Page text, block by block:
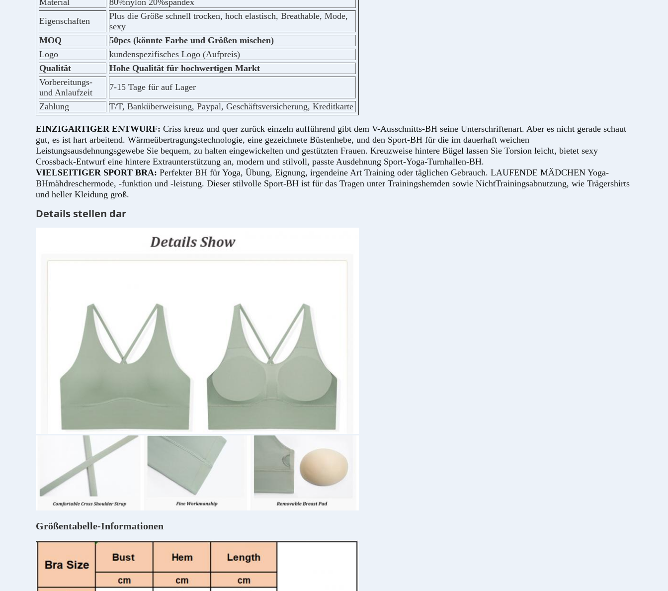
Material
80%nylon 20%spandex
Eigenschaften
Plus die Größe schnell trocken, hoch elastisch, Breathable, Mode,
sexy
MOQ
50pcs (könnte Farbe und Größen mischen)
Logo
kundenspezifisches Logo (Aufpreis)
Qualität
Hohe Qualität für hochwertigen Markt
Vorbereitungs-
und Anlaufzeit
7-15 Tage für auf Lager
Zahlung
T/T, Banküberweisung, Paypal, Geschäftsversicherung, Kreditkarte
EINZIGARTIGER ENTWURF: Criss kreuz und quer zurück einzeln aufführend gibt dem V-Ausschnitts-BH seine Unterschriftenart. Aber es nicht gerade schaut
gut, es ist hart arbeitend. Wärmeübertragungstechnologie, eine gezeichnete Büstenhebe, und den Sport-BH für die im dauerhaft weichen
Leistungsausdehnungsgewebe Sie bequem, zu halten eingewickelten und gestützten Frauen. Kreuzweise hintere Bügel lassen Sie Torsion leicht, bietet sexy
Crossback-Entwurf eine hintere Extraunterstützung an, modern und stilvoll, passte Ausdehnung Sport-Yoga-Turnhallen-BH.
VIELSEITIGER SPORT BRA: Perfekter BH für Yoga, Übung, Eignung, irgendeine Art Training oder täglichen Gebrauch. LAUFENDE MÄDCHEN Yoga-
BHmähdreschermode, -funktion und -leistung. Dieser stilvolle Sport-BH ist für das Tragen unter Trainingshemden sowie NichtTrainingsabnutzung, wie Trägershirts
und heller Kleidung groß.
Details stellen dar
Größentabelle-Informationen